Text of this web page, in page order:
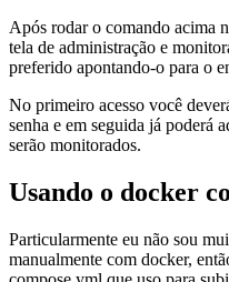
Após rodar o comando acima
tela de administração e
preferido apontando-o para o
No primeiro acesso você
senha e em seguida já poderá
serão monitorados.
Usando o docker
Particularmente eu não sou
manualmente com docker,